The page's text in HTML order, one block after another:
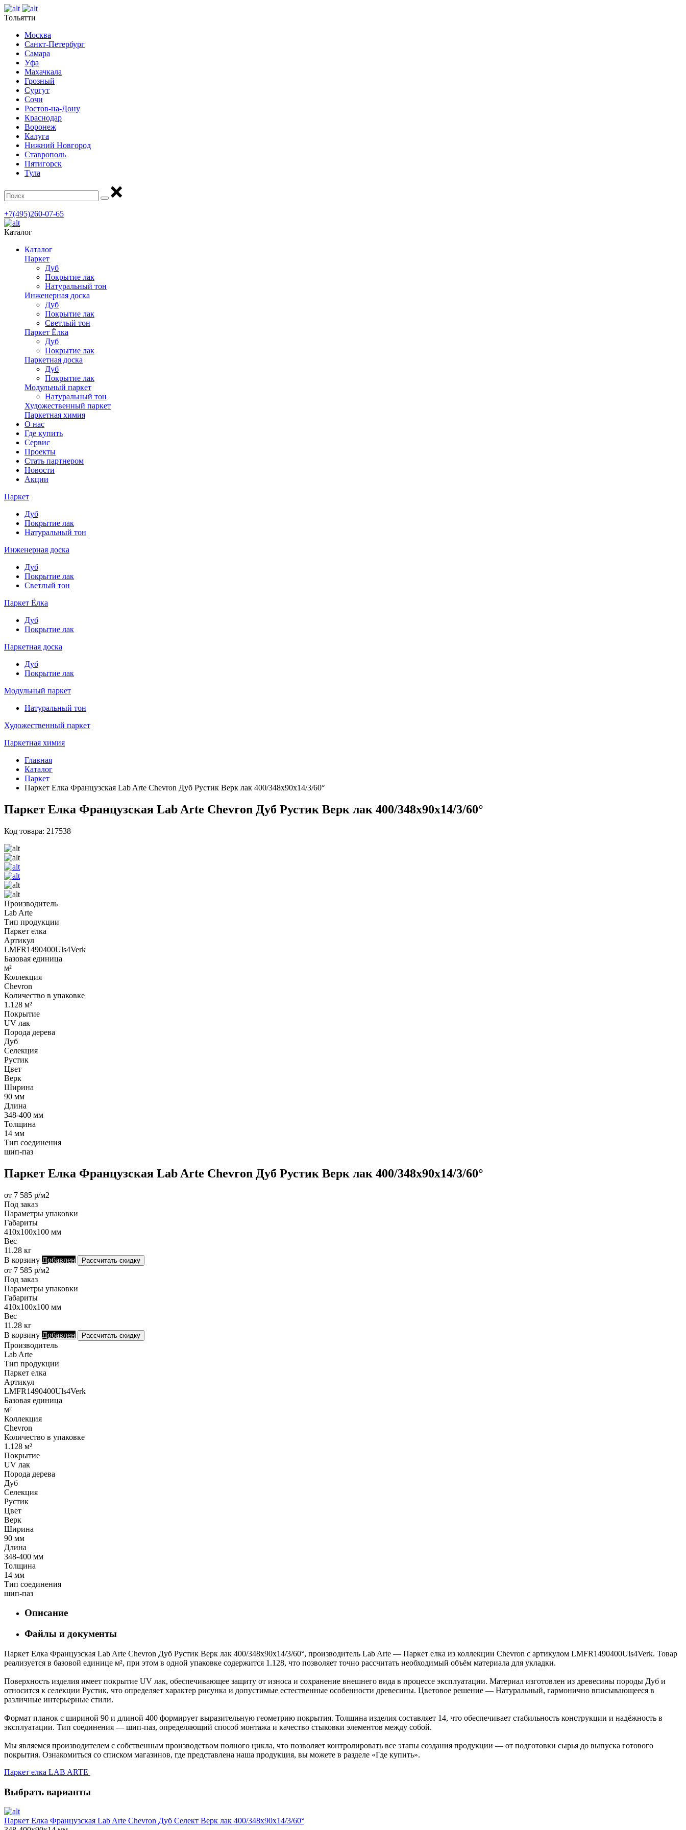
Тольятти
Москва
Санкт-Петербург
Самара
Уфа
Махачкала
Грозный
Сургут
Сочи
Ростов-на-Дону
Краснодар
Воронеж
Калуга
Нижний Новгород
Ставрополь
Пятигорск
Тула
+7(495)260-07-65
Каталог
Каталог
Паркет
Дуб
Покрытие лак
Натуральный тон
Инженерная доска
Дуб
Покрытие лак
Светлый тон
Паркет Ёлка
Дуб
Покрытие лак
Паркетная доска
Дуб
Покрытие лак
Модульный паркет
Натуральный тон
Художественный паркет
Паркетная химия
О нас
Где купить
Сервис
Проекты
Стать партнером
Новости
Акции
Паркет
Дуб
Покрытие лак
Натуральный тон
Инженерная доска
Дуб
Покрытие лак
Светлый тон
Паркет Ёлка
Дуб
Покрытие лак
Паркетная доска
Дуб
Покрытие лак
Модульный паркет
Натуральный тон
Художественный паркет
Паркетная химия
Главная
Каталог
Паркет
Паркет Елка Французская Lab Arte Chevron Дуб Рустик Верк лак 400/348х90х14/3/60°
Паркет Елка Французская Lab Arte Chevron Дуб Рустик Верк лак 400/348х90х14/3/60°
Код товара: 217538
Производитель
Lab Arte
Тип продукции
Паркет елка
Артикул
LMFR1490400Uls4Verk
Базовая единица
м²
Коллекция
Chevron
Количество в упаковке
1.128 м²
Покрытие
UV лак
Порода дерева
Дуб
Селекция
Рустик
Цвет
Верк
Ширина
90 мм
Длина
348-400 мм
Толщина
14 мм
Тип соединения
шип-паз
Паркет Елка Французская Lab Arte Chevron Дуб Рустик Верк лак 400/348х90х14/3/60°
от 7 585 р/м2
Под заказ
Параметры упаковки
Габариты
410х100х100 мм
Вес
11.28 кг
В корзину Добавлен Рассчитать скидку
от 7 585 р/м2
Под заказ
Параметры упаковки
Габариты
410х100х100 мм
Вес
11.28 кг
В корзину Добавлен Рассчитать скидку
Производитель
Lab Arte
Тип продукции
Паркет елка
Артикул
LMFR1490400Uls4Verk
Базовая единица
м²
Коллекция
Chevron
Количество в упаковке
1.128 м²
Покрытие
UV лак
Порода дерева
Дуб
Селекция
Рустик
Цвет
Верк
Ширина
90 мм
Длина
348-400 мм
Толщина
14 мм
Тип соединения
шип-паз
Описание
Файлы и документы
Паркет Елка Французская Lab Arte Chevron Дуб Рустик Верк лак 400/348х90х14/3/60°, производитель Lab Arte — Паркет елка из коллекции Chevron с артикулом LMFR1490400Uls4Verk. Товар
реализуется в базовой единице м², при этом в одной упаковке содержится 1.128, что позволяет точно рассчитать необходимый объём материала для укладки.
Поверхность изделия имеет покрытие UV лак, обеспечивающее защиту от износа и сохранение внешнего вида в процессе эксплуатации. Материал изготовлен из древесины породы Дуб и
относится к селекции Рустик, что определяет характер рисунка и допустимые естественные особенности древесины. Цветовое решение — Натуральный, гармонично вписывающееся в
различные интерьерные стили.
Формат планок с шириной 90 и длиной 400 формирует выразительную геометрию покрытия. Толщина изделия составляет 14, что обеспечивает стабильность конструкции и надёжность в
эксплуатации. Тип соединения — шип-паз, определяющий способ монтажа и качество стыковки элементов между собой.
Мы являемся производителем с собственным производством полного цикла, что позволяет контролировать все этапы создания продукции — от подготовки сырья до выпуска готового
покрытия. Ознакомиться со списком магазинов, где представлена наша продукция, вы можете в разделе «Где купить».
Паркет елка LAB ARTE
Выбрать варианты
Паркет Елка Французская Lab Arte Chevron Дуб Селект Верк лак 400/348х90х14/3/60°